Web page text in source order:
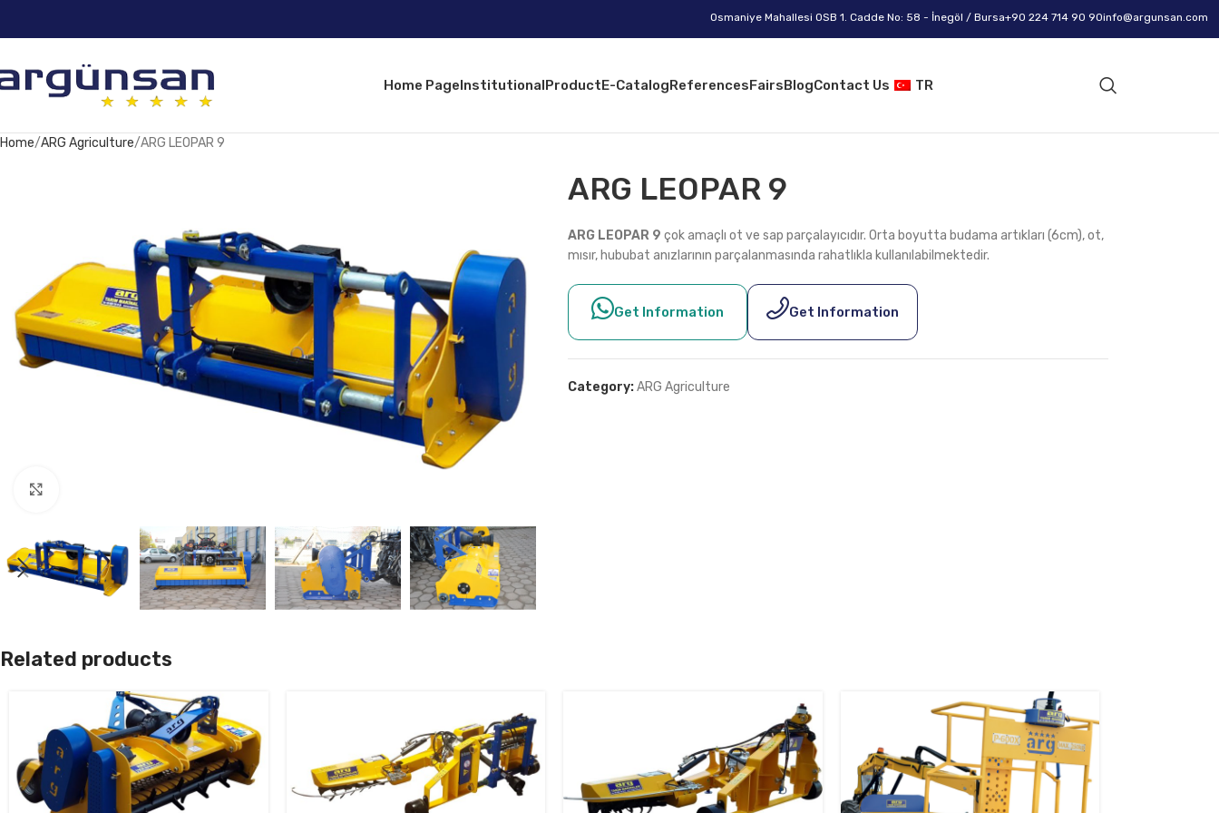
Osmaniye Mahallesi OSB 1. Cadde No: 58 - İnegöl / Bursa+90 224 714 90 90info@argunsan.com
Home PageInstitutionalProductE-CatalogReferencesFairsBlogContact Us TR
Home ARG Agriculture ARG LEOPAR 9
ARG LEOPAR 9
ARG LEOPAR 9 çok amaçlı ot ve sap parçalayıcıdır. Orta boyutta budama artıkları (6cm), ot,
mısır, hububat anızlarının parçalanmasında rahatlıkla kullanılabilmektedir.
Get Information Get Information
Category:ARG Agriculture
Related products